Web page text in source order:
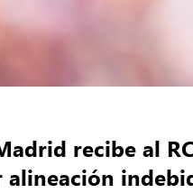
recibe al
alineación